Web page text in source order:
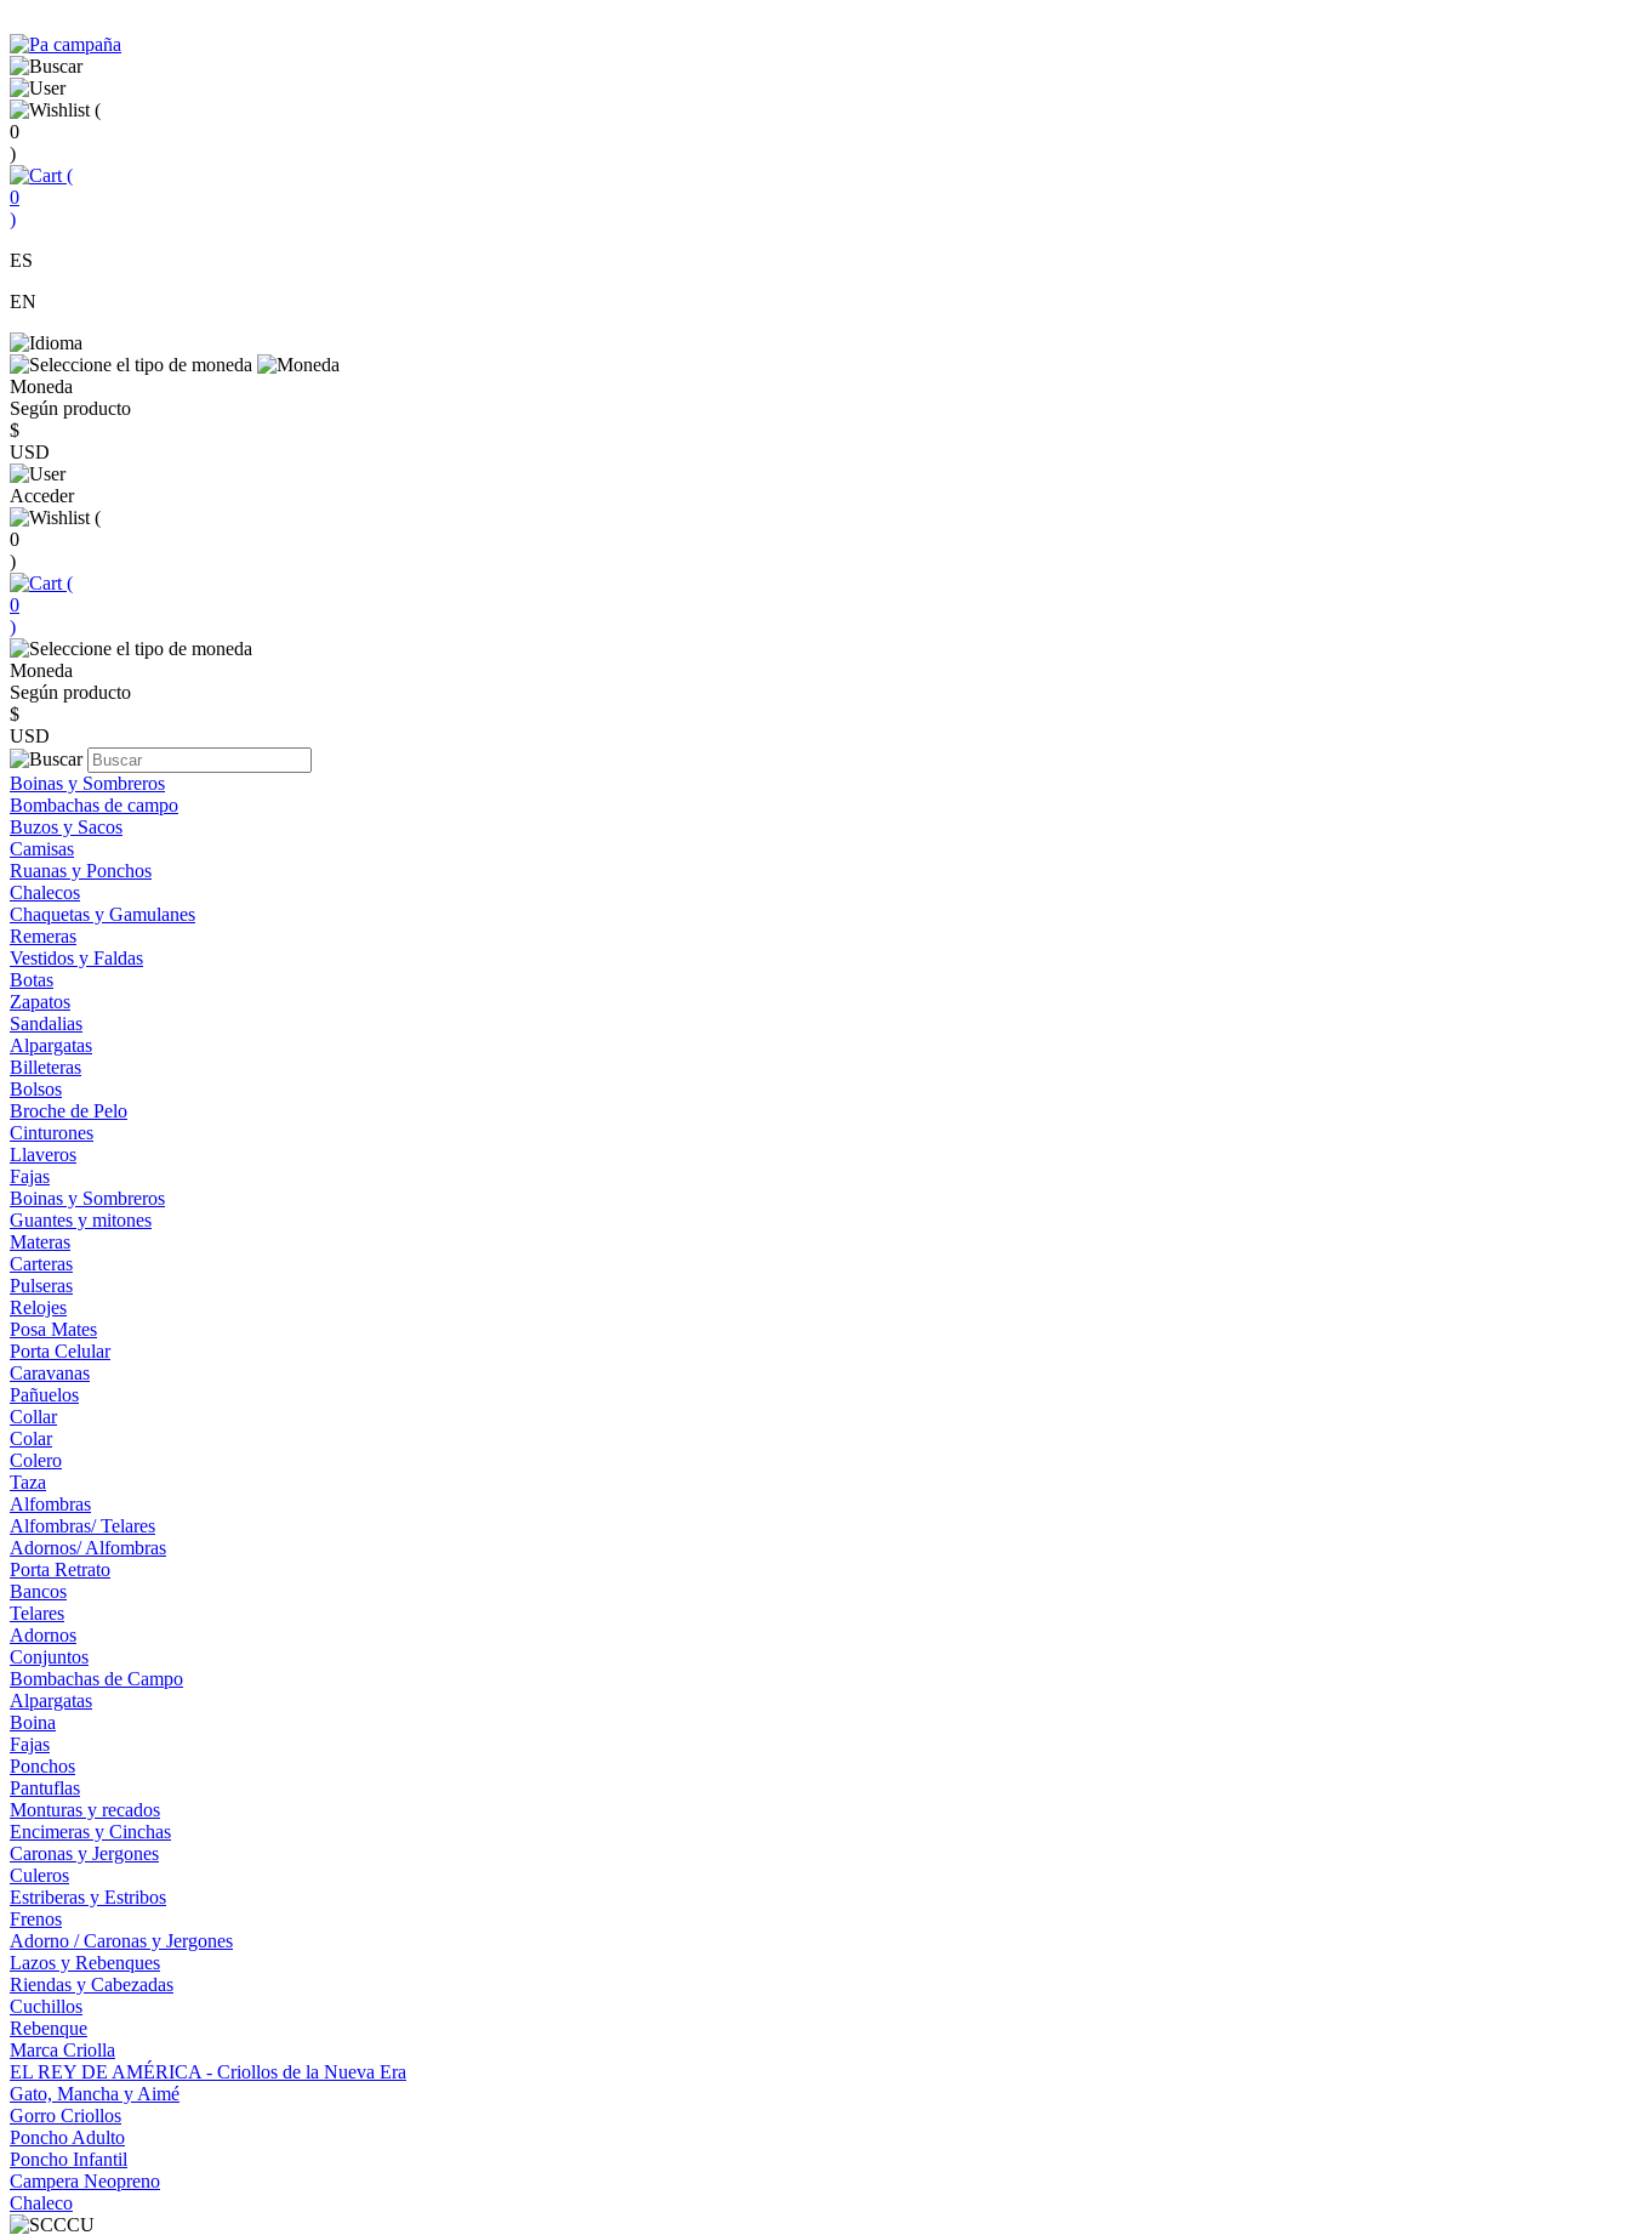
(
0
)
(
0
)
ES
EN
Moneda
Según producto
$
USD
Acceder
(
0
)
(
0
)
Moneda
Según producto
$
USD
Boinas y Sombreros
Bombachas de campo
Buzos y Sacos
Camisas
Ruanas y Ponchos
Chalecos
Chaquetas y Gamulanes
Remeras
Vestidos y Faldas
Botas
Zapatos
Sandalias
Alpargatas
Billeteras
Bolsos
Broche de Pelo
Cinturones
Llaveros
Fajas
Boinas y Sombreros
Guantes y mitones
Materas
Carteras
Pulseras
Relojes
Posa Mates
Porta Celular
Caravanas
Pañuelos
Collar
Colar
Colero
Taza
Alfombras
Alfombras/ Telares
Adornos/ Alfombras
Porta Retrato
Bancos
Telares
Adornos
Conjuntos
Bombachas de Campo
Alpargatas
Boina
Fajas
Ponchos
Pantuflas
Monturas y recados
Encimeras y Cinchas
Caronas y Jergones
Culeros
Estriberas y Estribos
Frenos
Adorno / Caronas y Jergones
Lazos y Rebenques
Riendas y Cabezadas
Cuchillos
Rebenque
Marca Criolla
EL REY DE AMÉRICA - Criollos de la Nueva Era
Gato, Mancha y Aimé
Gorro Criollos
Poncho Adulto
Poncho Infantil
Campera Neopreno
Chaleco